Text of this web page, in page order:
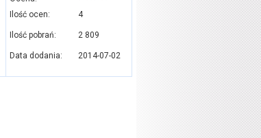
Ilość ocen:
4
Ilość pobrań: 2 809
Data dodania: 2014-07-02